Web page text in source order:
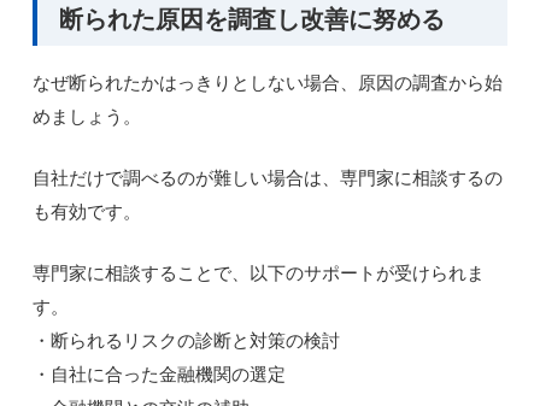
断られた原因を調査し改善に努める
なぜ断られたかはっきりとしない場合、原因の調査から始
めましょう。
自社だけで調べるのが難しい場合は、専門家に相談するの
も有効です。
専門家に相談することで、以下のサポートが受けられま
す。
・断られるリスクの診断と対策の検討
・自社に合った金融機関の選定